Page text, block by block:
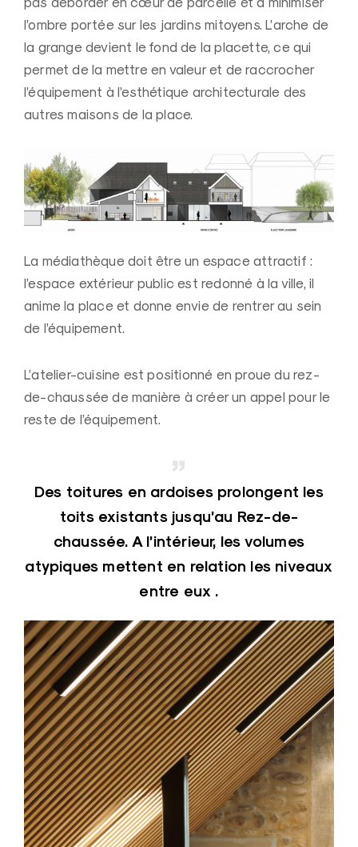
l’ombre portée sur les jardins mitoyens. L’arche de
la grange devient le fond de la placette, ce qui
permet de la mettre en valeur et de raccrocher
l’équipement à l’esthétique architecturale des
autres maisons de la place.
La médiathèque doit être un espace attractif :
l’espace extérieur public est redonné à la ville, il
anime la place et donne envie de rentrer au sein
de l’équipement.
L’atelier-cuisine est positionné en proue du rez-
de-chaussée de manière à créer un appel pour le
reste de l’équipement.
Des toitures en ardoises prolongent les
toits existants jusqu’au Rez-de-
chaussée. A l’intérieur, les volumes
atypiques mettent en relation les niveaux
entre eux .